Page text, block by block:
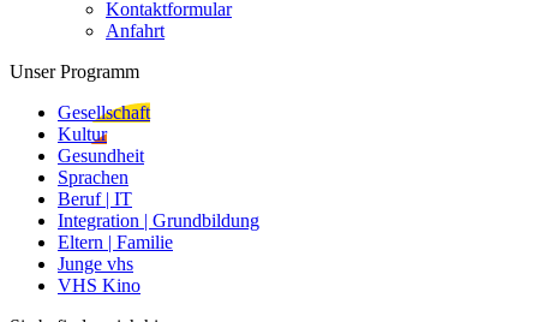
Kontaktformular
Anfahrt
Unser Programm
Gesellschaft
Kultur
Gesundheit
Sprachen
Beruf | IT
Integration | Grundbildung
Eltern | Familie
Junge vhs
VHS Kino